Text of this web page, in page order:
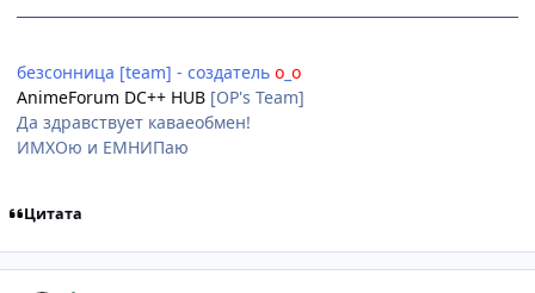
безсонница [team] - создатель о о
AnimeForum DC++ HUB [OP's Team]
Да здравствует каваеобмен!
ИМХОю и ЕМНИПаю
Цитата